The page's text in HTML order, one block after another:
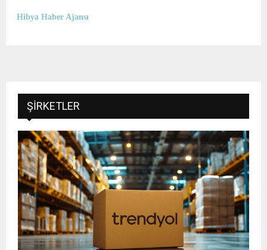
Hibya Haber Ajansı
ŞIRKETLER